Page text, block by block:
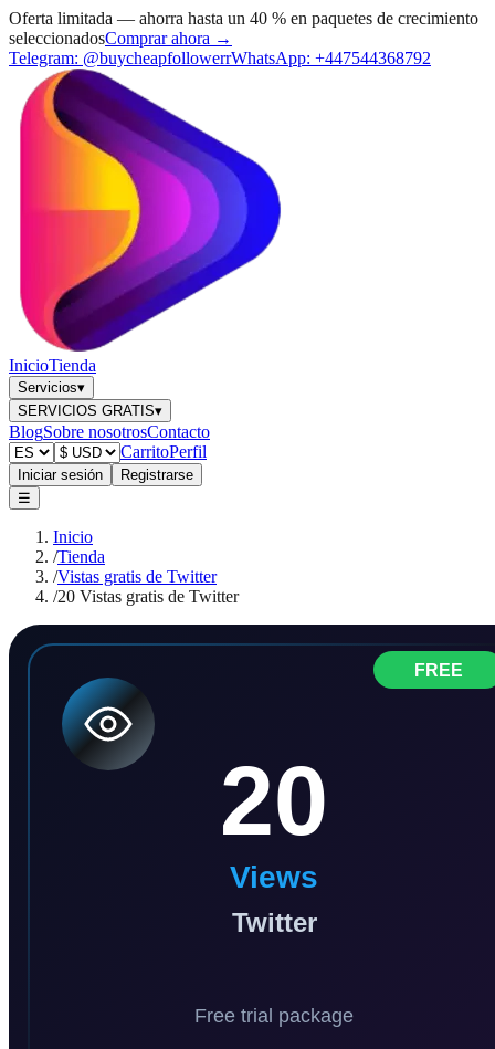
Oferta limitada — ahorra hasta un 40 % en paquetes de crecimiento
seleccionadosComprar ahora →
Telegram: @buycheapfollowerrWhatsApp: +447544368792
InicioTienda
Servicios▾
SERVICIOS GRATIS▾
BlogSobre nosotrosContacto
CarritoPerfil
Iniciar sesión
Registrarse
☰
Inicio
/Tienda
/Vistas gratis de Twitter
/20 Vistas gratis de Twitter